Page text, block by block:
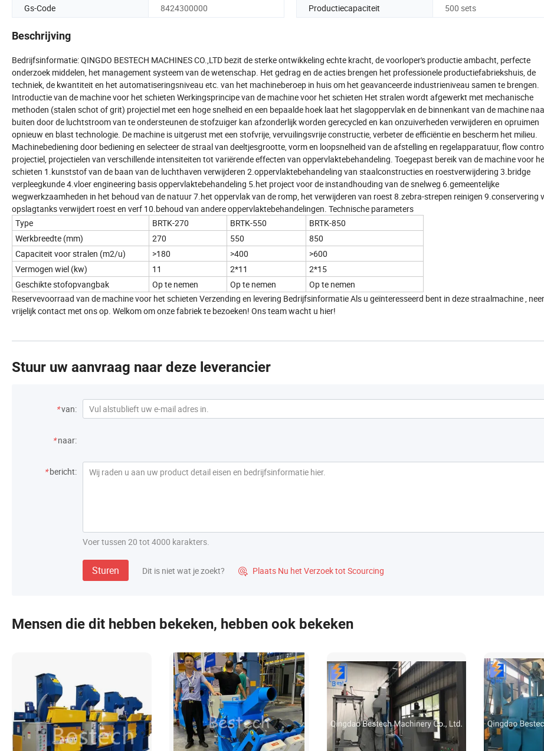
Gs-Code
8424300000 Productiecapaciteit 500 sets
Beschrijving
Bedrijfsinformatie: QINGDO BESTECH MACHINES CO.,LTD bezit de sterke ontwikkeling echte kracht, de voorloper's productie ambacht, perfecte
onderzoek middelen, het management systeem van de wetenschap. Het gedrag en de acties brengen het professionele productiefabriekshuis, de
techniek, de kwantiteit en het automatiseringsniveau etc. van het machineberoep in huis om het geavanceerde industrieniveau samen te brengen.
Introductie van de machine voor het schieten Werkingsprincipe van de machine voor het schieten Het stralen wordt afgewerkt met mechanische
methoden (stalen schot of grit) projectiel met een hoge snelheid en een bepaalde hoek laat het slagoppervlak en de binnenkant van de machine
buiten door de luchtstroom van te ondersteunen de stofzuiger kan afzonderlijk worden gerecycled en kan onzuiverheden verwijderen en opruimen
opnieuw en blast technologie. De machine is uitgerust met een stofvrije, vervuilingsvrije constructie, verbeter de efficiëntie en bescherm het milieu.
Machinebediening door bediening en selecteer de straal van deeltjesgrootte, vorm en loopsnelheid van de afstelling en regelapparatuur, flow
projectiel, projectielen van verschillende intensiteiten tot variërende effecten van oppervlaktebehandeling. Toegepast bereik van de machine voor
schieten 1.kunststof van de baan van de luchthaven verwijderen 2.oppervlaktebehandeling van staalconstructies en roestverwijdering 3.bridge
verpleegkunde 4.vloer engineering basis oppervlaktebehandeling 5.het project voor de instandhouding van de snelweg 6.gemeentelijke
wegwerkzaamheden in het behoud van de natuur 7.het oppervlak van de romp, het verwijderen van roest 8.zebra-strepen reinigen 9.conservering
opslagtanks verwijdert roest en verf 10.behoud van andere oppervlaktebehandelingen. Technische parameters
Type
BRTK-270 BRTK-550
BRTK-850
Werkbreedte (mm)
270 550
850
Capaciteit voor stralen (m2/u)
>180 >400
>600
Vermogen wiel (kw)
11 2*11
2*15
Geschikte stofopvangbak
Op te nemen Op te nemen
Op te nemen
Reservevoorraad van de machine voor het schieten Verzending en levering Bedrijfsinformatie Als u geïnteresseerd bent in deze straalmachine ,
vrijelijk contact met ons op. Welkom om onze fabriek te bezoeken! Ons team wacht u hier!
Stuur uw aanvraag naar deze leverancier
*van:
* naar:
* bericht:
Voer tussen 20 tot 4000 karakters.
Sturen Dit is niet wat je zoekt?  Plaats Nu het Verzoek tot Scourcing
Mensen die dit hebben bekeken, hebben ook bekeken